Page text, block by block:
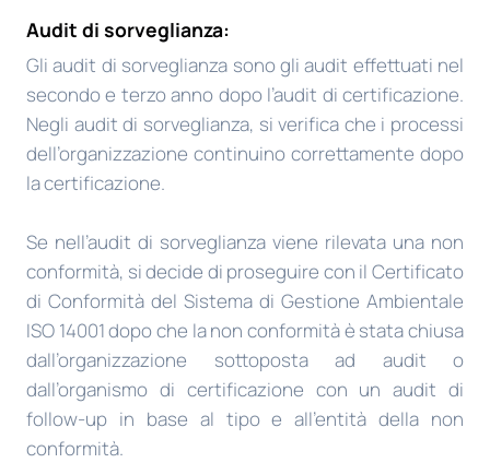
Audit di sorveglianza:
Gli audit di sorveglianza sono gli audit effettuati nel
secondo e terzo anno dopo l’audit di certificazione.
Negli audit di sorveglianza, si verifica che i processi
dell’organizzazione continuino correttamente dopo
la certificazione.
Se nell’audit di sorveglianza viene rilevata una non
conformità, si decide di proseguire con il Certificato
di Conformità del Sistema di Gestione Ambientale
ISO 14001 dopo che la non conformità è stata chiusa
dall’organizzazione sottoposta ad audit o
dall’organismo di certificazione con un audit di
follow-up in base al tipo e all’entità della non
conformità.